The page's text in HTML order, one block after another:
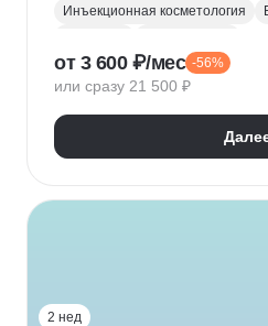
Инъекционная косметология
от 3 600 ₽/мес -56%
или сразу 21 500 ₽
2 нед